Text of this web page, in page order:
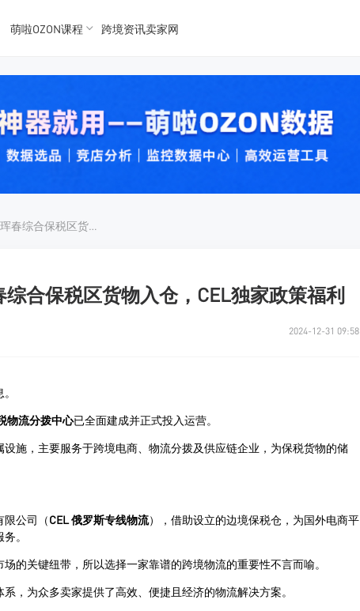
Ozon
OZon
数据
数据
萌啦OZON课程 跨境资讯卖家网
180天内仓储免费！珲春综合保税区货物入仓，CEL独家政策福利
合保税区货物入仓，CEL独家政策福利
2024-12-31 09:58